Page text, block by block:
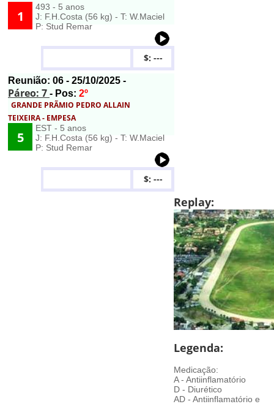
1
493 - 5 anos
J: F.H.Costa (56 kg) - T: W.Maciel
P: Stud Remar
$: ---
Reunião: 06 - 25/10/2025 -
Páreo: 7 - Pos: 2º
GRANDE PRÃMIO PEDRO ALLAIN
TEIXEIRA - EMPESA
5
EST - 5 anos
J: F.H.Costa (56 kg) - T: W.Maciel
P: Stud Remar
$: ---
Replay:
Legenda:
Medicação:
A - Antiinflamatório
D - Diurético
AD - Antiinflamatório e